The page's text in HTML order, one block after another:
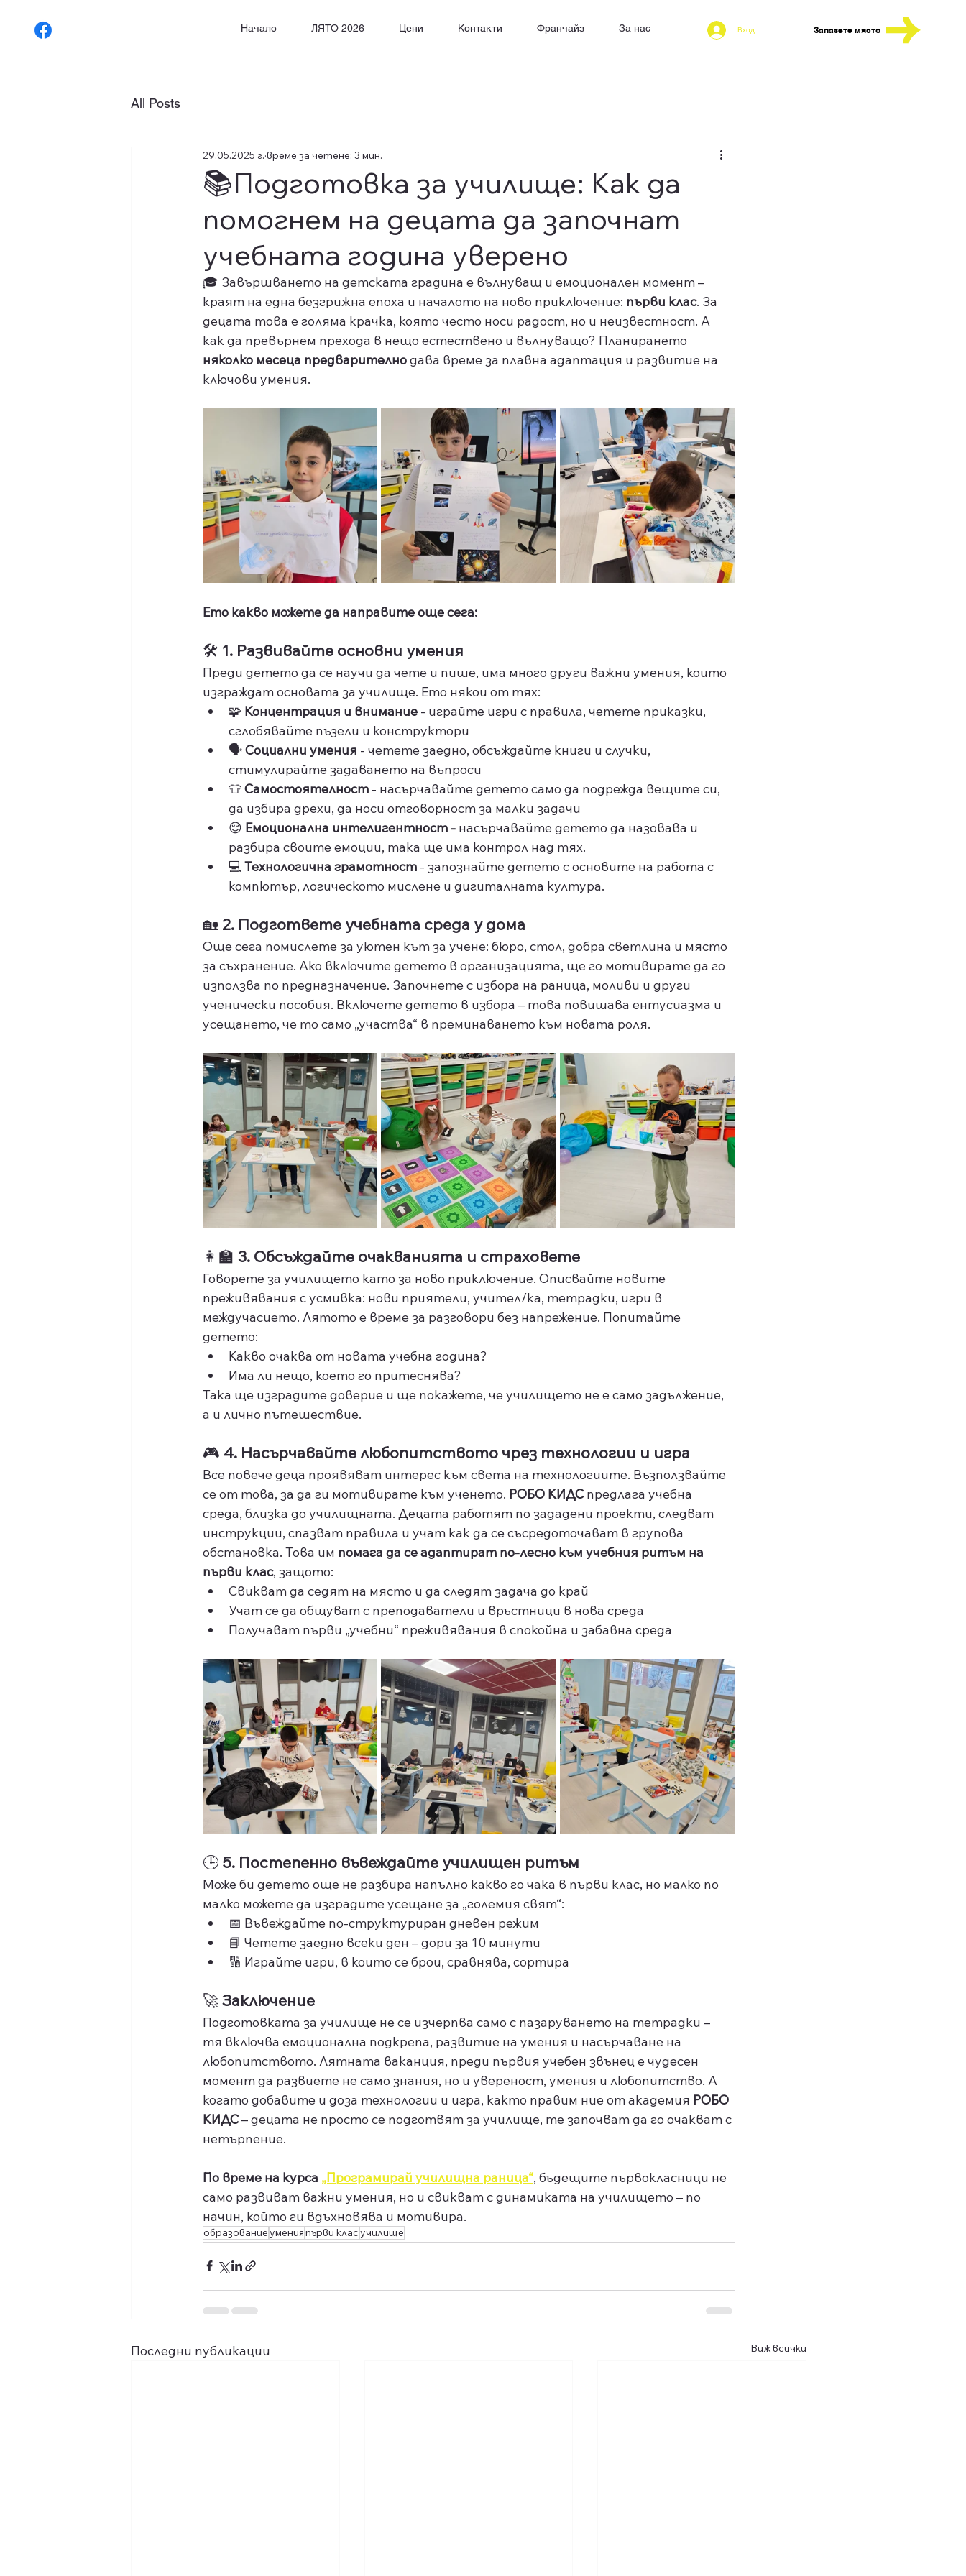
Начало ЛЯТО 2026 Цени Контакти Франчайз За нас Вход Запазете място
All Posts
📚Подготовка за училище: Как да
помогнем на децата да започнат
учебната година уверено
29.05.2025 г. време за четене: 3 мин.
🎓 Завършването на детската градина е вълнуващ и емоционален момент –
краят на една безгрижна епоха и началото на ново приключение: първи клас. За
децата това е голяма крачка, която често носи радост, но и неизвестност. А
как да превърнем прехода в нещо естествено и вълнуващо? Планирането
няколко месеца предварително дава време за плавна адаптация и развитие на
ключови умения.
Ето какво можете да направите още сега:
🛠️ 1. Развивайте основни умения
Преди детето да се научи да чете и пише, има много други важни умения, които
изграждат основата за училище. Ето някои от тях:
🧩 Концентрация и внимание - играйте игри с правила, четете приказки,
сглобявайте пъзели и конструктори
🗣️ Социални умения - четете заедно, обсъждайте книги и случки,
стимулирайте задаването на въпроси
👕 Самостоятелност - насърчавайте детето само да подрежда вещите си,
да избира дрехи, да носи отговорност за малки задачи
😌 Емоционална интелигентност - насърчавайте детето да назовава и
разбира своите емоции, така ще има контрол над тях.
💻 Технологична грамотност - запознайте детето с основите на работа с
компютър, логическото мислене и дигиталната култура.
🏡 2. Подгответе учебната среда у дома
Още сега помислете за уютен кът за учене: бюро, стол, добра светлина и място
за съхранение. Ако включите детето в организацията, ще го мотивирате да го
използва по предназначение. Започнете с избора на раница, моливи и други
ученически пособия. Включете детето в избора – това повишава ентусиазма и
усещането, че то само „участва“ в преминаването към новата роля.
👩‍🏫 3. Обсъждайте очакванията и страховете
Говорете за училището като за ново приключение. Описвайте новите
преживявания с усмивка: нови приятели, учител/ка, тетрадки, игри в
междучасието. Лятото е време за разговори без напрежение. Попитайте
детето:
Какво очаква от новата учебна година?
Има ли нещо, което го притеснява?
Така ще изградите доверие и ще покажете, че училището не е само задължение,
а и лично пътешествие.
🎮 4. Насърчавайте любопитството чрез технологии и игра
Все повече деца проявяват интерес към света на технологиите. Възползвайте
се от това, за да ги мотивирате към ученето. РОБО КИДС предлага учебна
среда, близка до училищната. Децата работят по зададени проекти, следват
инструкции, спазват правила и учат как да се съсредоточават в групова
обстановка. Това им помага да се адаптират по-лесно към учебния ритъм на
първи клас, защото:
Свикват да седят на място и да следят задача до край
Учат се да общуват с преподаватели и връстници в нова среда
Получават първи „учебни“ преживявания в спокойна и забавна среда
🕒 5. Постепенно въвеждайте училищен ритъм
Може би детето още не разбира напълно какво го чака в първи клас, но малко по
малко можете да изградите усещане за „големия свят“:
📅 Въвеждайте по-структуриран дневен режим
📘 Четете заедно всеки ден – дори за 10 минути
🔢 Играйте игри, в които се брои, сравнява, сортира
🚀 Заключение
Подготовката за училище не се изчерпва само с пазаруването на тетрадки –
тя включва емоционална подкрепа, развитие на умения и насърчаване на
любопитството. Лятната ваканция, преди първия учебен звънец е чудесен
момент да развиете не само знания, но и увереност, умения и любопитство. А
когато добавите и доза технологии и игра, както правим ние от академия РОБО
КИДС – децата не просто се подготвят за училище, те започват да го очакват с
нетърпение.
По време на курса „Програмирай училищна раница“, бъдещите първокласници не
само развиват важни умения, но и свикват с динамиката на училището – по
начин, който ги вдъхновява и мотивира.
образованиеуменияпърви класучилище
Последни публикации Виж всички